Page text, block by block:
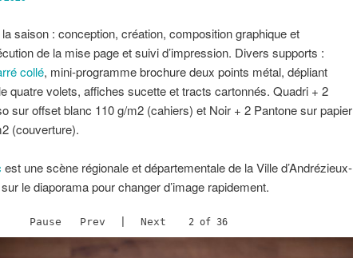
saison : conception, création, composition graphique et
de la mise page et suivi d’impression. Divers supports :
collé, mini-programme brochure deux points métal, dépliant
quatre volets, affiches sucette et tracts cartonnés. Quadri + 2
sur offset blanc 110 g/m2 (cahiers) et Noir + 2 Pantone sur papier
(couverture).
est une scène régionale et départementale de la Ville d’Andrézieux-
le diaporama pour changer d’image rapidement.
Pause Prev Next 2 of 36